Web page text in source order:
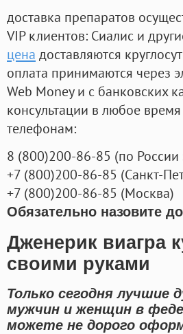
доставка препаратов
VIP клиентов: Сиалис и
цена доставляются
оплата принимаются через
Web Money и с банковских
консультации в любое
телефонам:
8 (800)200-86-85 (по
+7 (800)200-86-85 (Санкт-
+7 (800)200-86-85 (Москва)
Обязательно назовите
Дженерик виагра
своими руками
Только сегодня лучшие
мужчин и женщин в
можете не дорого